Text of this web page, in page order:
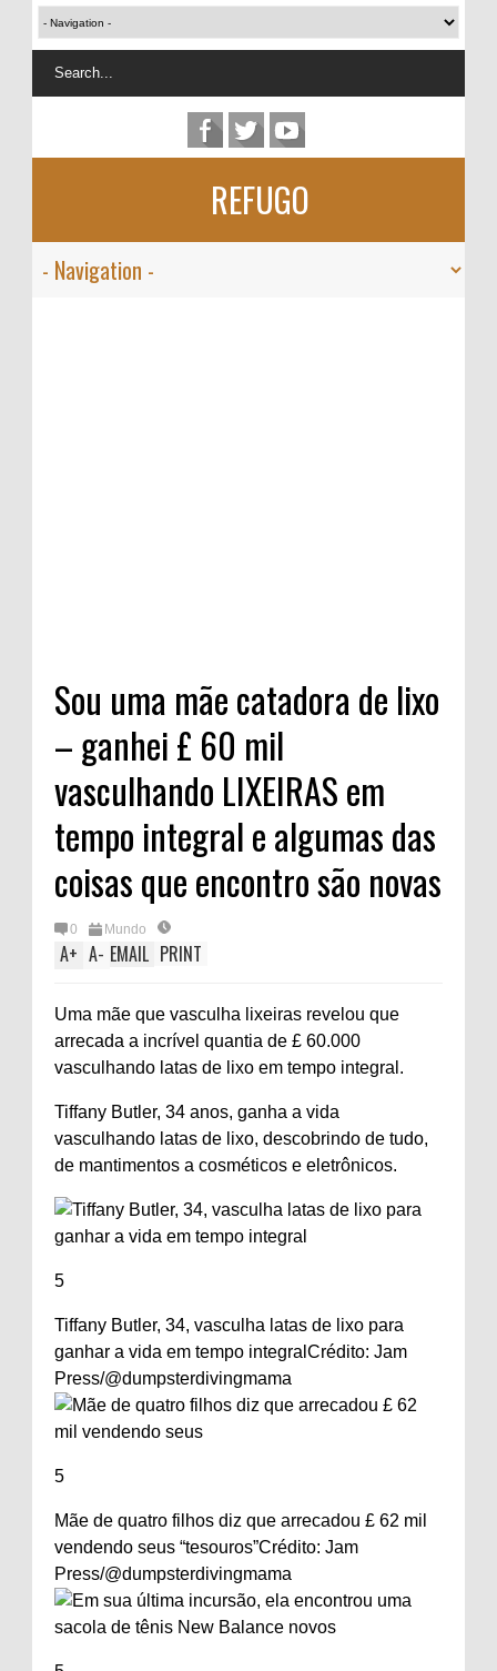
REFUGO
Sou uma mãe catadora de lixo
– ganhei £ 60 mil
vasculhando LIXEIRAS em
tempo integral e algumas das
coisas que encontro são novas
0 Mundo
A+ A- EMAIL PRINT
Uma mãe que vasculha lixeiras revelou que
arrecada a incrível quantia de £ 60.000
vasculhando latas de lixo em tempo integral.
Tiffany Butler, 34 anos, ganha a vida
vasculhando latas de lixo, descobrindo de tudo,
de mantimentos a cosméticos e eletrônicos.
5
Tiffany Butler, 34, vasculha latas de lixo para
ganhar a vida em tempo integral Crédito: Jam
Press/@dumpsterdivingmama
5
Mãe de quatro filhos diz que arrecadou £ 62 mil
vendendo seus “tesouros”Crédito: Jam
Press/@dumpsterdivingmama